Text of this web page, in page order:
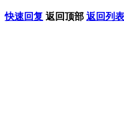
快速回复 返回顶部 返回列表